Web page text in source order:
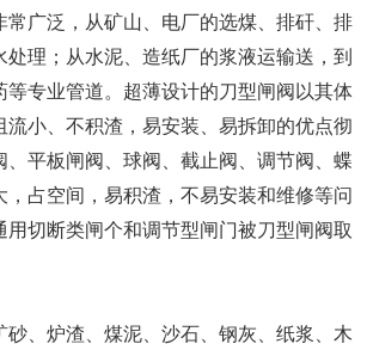
常广泛，从矿山、电厂的选煤、排矸、排
处理；从水泥、造纸厂的浆液运输送，到
等专业管道。超薄设计的刀型闸阀以其体
流小、不积渣，易安装、易拆卸的优点彻
、平板闸阀、球阀、截止阀、调节阀、蝶
，占空间，易积渣，不易安装和维修等问
用切断类闸个和调节型闸门被刀型闸阀取
砂、炉渣、煤泥、沙石、钢灰、纸浆、木